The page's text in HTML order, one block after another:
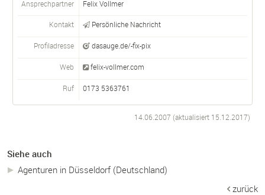
Ansprechpartner FelixVollmer
Kontakt Persönliche Nachricht
Profiladresse dasauge.de/-fix-pix
Web felix-vollmer.com
Ruf 0173 5363761
14.06.2007 (aktualisiert 15.12.2017)
Siehe auch
Agenturen in Düsseldorf (Deutschland)
zurück